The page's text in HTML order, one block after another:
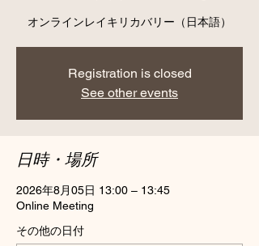
オンラインレイキリカバリー（日本語）
Registration is closed
See other events
日時・場所
2026年8月05日 13:00 – 13:45
Online Meeting
その他の日付